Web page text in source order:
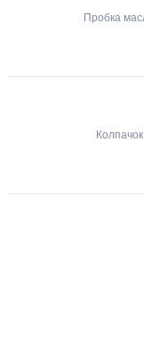
Пробка